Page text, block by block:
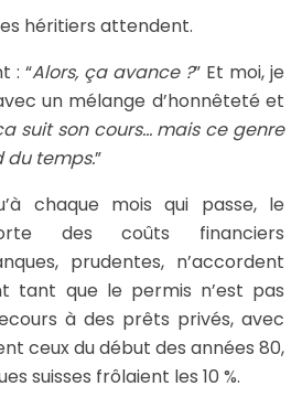
héritiers attendent.
: “Alors, ça avance ?” Et moi, je
un mélange d’honnêteté et
suit son cours… mais ce genre
du temps.”
chaque mois qui passe, le
des coûts financiers
prudentes, n’accordent
tant que le permis n’est pas
à des prêts privés, avec
ceux du début des années 80,
suisses frôlaient les 10 %.